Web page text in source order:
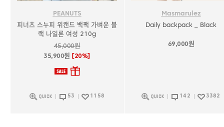
PEANUTS
피너츠 스누피 위캔드 백팩 가벼운 블
랙 나일론 여성 210g
45,000원
35,900원 [20%]
53 1158
Masmarulez
Daily backpack _ Black
69,000원
142 3382